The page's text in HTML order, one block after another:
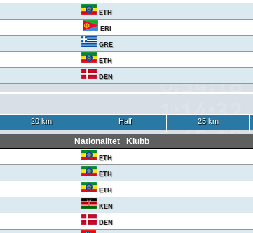
ETH
ERI
GRE
ETH
DEN
20 km Half 25 km
Nationalitet Klubb
ETH
ETH
ETH
KEN
DEN